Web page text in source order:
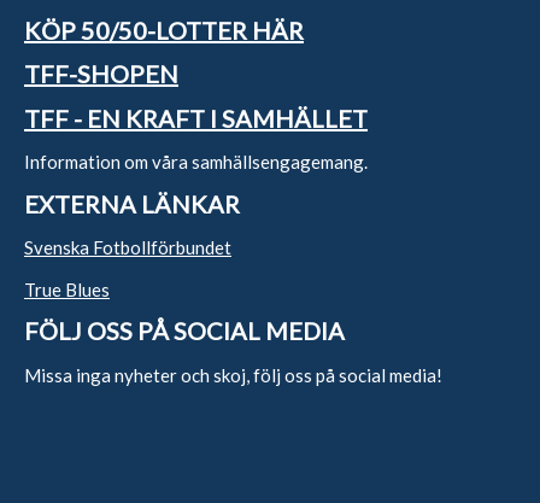
KÖP 50/50-LOTTER HÄR
TFF-SHOPEN
TFF - EN KRAFT I SAMHÄLLET
Information om våra samhällsengagemang.
EXTERNA LÄNKAR
Svenska Fotbollförbundet
True Blues
FÖLJ OSS PÅ SOCIAL MEDIA
Missa inga nyheter och skoj, följ oss på social media!